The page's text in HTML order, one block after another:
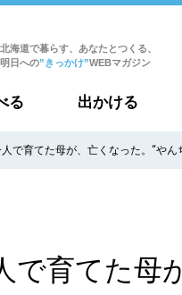
北海道で暮らす、あなたとつくる、
明日への”きっかけ”WEBマガジン
る 出かける
で育てた母が、亡くなった。“や
で育てた母